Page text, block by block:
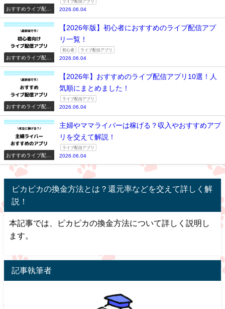
おすすめライブ配信
ライブ配信アプリ
2026.06.04
おすすめライブ配信
【2026年版】初心者におすすめのライブ配信アプ
リ一覧！
初心者 ライブ配信アプリ
2026.06.04
おすすめライブ配信
【2026年】おすすめのライブ配信アプリ10選！人
気順にまとめました！
ライブ配信アプリ
2026.06.04
おすすめライブ配信
主婦やママライバーは稼げる？収入やおすすめアプ
リを交えて解説！
ライブ配信アプリ
2026.06.04
ピカピカの換金方法とは？還元率などを交えて詳しく解
説！
本記事では、ピカピカの換金方法について詳しく説明し
ます。
記事執筆者